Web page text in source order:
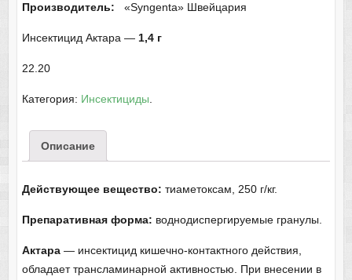
Производитель: «Syngenta» Швейцария
Инсектицид Актара —1,4 г
22.20
Категория: Инсектициды.
Описание
Действующее вещество: тиаметоксам, 250 г/кг.
Препаративная форма: воднодиспергируемые гранулы.
Актара— инсектицид кишечно-контактного действия,
обладает трансламинарной активностью. При внесении в